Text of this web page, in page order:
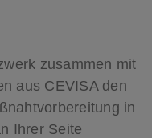
zusammen mit
aus CEVISA den
in
Ihrer Seite